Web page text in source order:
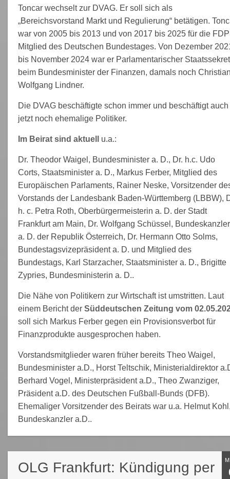
Toncar wechselt zur DVAG. Er soll sich als
„Bereichsvorstand Markt und Regulierung“ betätigen.
war von 2005 bis 2013 und von 2017 bis 2025 für die FDP
Mitglied des Deutschen Bundestages. Von Dezember
bis November 2024 war er Parlamentarischer
beim Bundesminister der Finanzen, damals noch
Wolfgang Lindner.
Die DVAG beschäftigte schon immer und beschäftigt auch
jetzt noch ehemalige Politiker.
Im Beirat sind aktuell u.a.:
Dr. Theodor Waigel, Bundesminister a. D., Dr. h.c. Udo
Corts, Staatsminister a. D., Markus Ferber, Mitglied des
Europäischen Parlaments, Rainer Neske, Vorsitzender
Vorstands der Landesbank Baden-Württemberg (LBBW),
h. c. Petra Roth, Oberbürgermeisterin a. D. der Stadt
Frankfurt am Main, Dr. Wolfgang Schüssel, Bundeskanzler
a. D. der Republik Österreich, Dr. Hermann Otto Solms,
Bundestagsvizepräsident a. D. und Mitglied des
Bundestags, Karl Starzacher, Staatsminister a. D., Brigitte
Zypries, Bundesministerin a. D..
Die Nähe von Politikern zur Wirtschaft ist umstritten. Laut
einem Bericht der Süddeutschen Zeitung vom
soll sich Markus Ferber gegen ein Provisionsverbot für
Finanzprodukte ausgesprochen haben.
Vorstandsmitglieder waren früher bereits Theo Waigel,
Bundesminister a.D., Horst Teltschik, Ministerialdirektor
Berhard Vogel, Ministerpräsident a.D., Theo Zwanziger,
Präsident a.D. des Deutschen Fußball-Bunds (DFB).
Ehemaliger Vorsitzender des Beirats war u.a. Helmut
Bundeskanzler a.D..
OLG Frankfurt: Kündigung per